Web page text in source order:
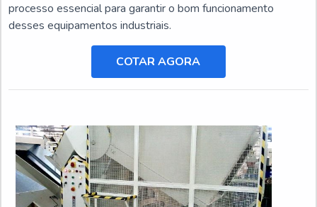
processo essencial para garantir o bom funcionamento
desses equipamentos industriais.
COTAR AGORA